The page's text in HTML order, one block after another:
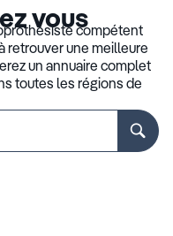
vouscompétent
retrouver une meilleure
un annuaire complet
toutes les régions de